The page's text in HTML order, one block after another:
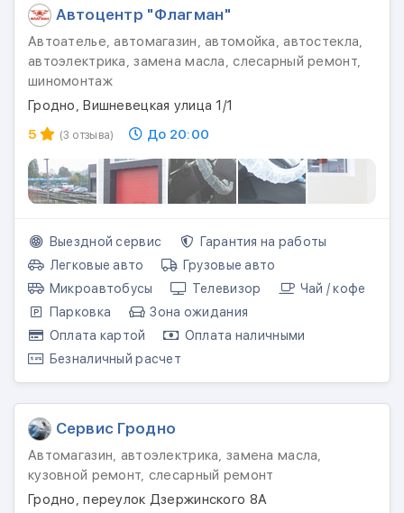
Автоцентр "Флагман"
Автоателье, автомагазин, автомойка, автостекла,
автоэлектрика, замена масла, слесарный ремонт,
шиномонтаж
Гродно, Вишневецкая улица 1/1
5
(3 отзыва) До 20:00
Выездной сервис
Гарантия на работы
Легковые авто
Грузовые авто
Микроавтобусы
Телевизор
Чай / кофе
Парковка
Зона ожидания
Оплата картой
Оплата наличными
Безналичный расчет
Сервис Гродно
Автомагазин, автоэлектрика, замена масла,
кузовной ремонт, слесарный ремонт
Гродно, переулок Дзержинского 8А